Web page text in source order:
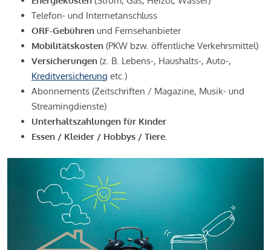
Telefon- und Internetanschluss
ORF-Gebühren und Fernsehanbieter
Mobilitätskosten (PKW bzw. öffentliche Verkehrsmittel)
Versicherungen (z. B. Lebens-, Haushalts-, Auto-,
Kreditversicherung etc.)
Abonnements (Zeitschriften / Magazine, Musik- und
Streamingdienste)
Unterhaltszahlungen für Kinder
Essen / Kleider / Hobbys / Tiere.